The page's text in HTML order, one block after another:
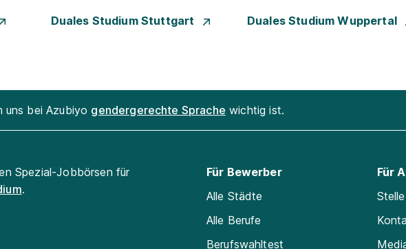
Duales Studium Stuttgart Duales Studium Wuppertal
uns bei Azubiyo gendergerechte Sprache wichtig ist.
Spezial-Jobbörsen für
.
Für Bewerber
Alle Städte
Alle Berufe
Berufswahltest
Für